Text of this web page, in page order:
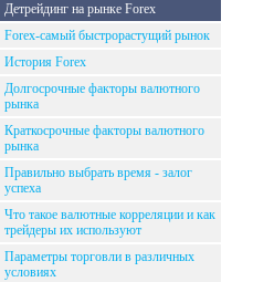
Детрейдинг на рынке Forex
Forex-самый быстрорастущий рынок
История Forex
Долгосрочные факторы валютного
рынка
Краткосрочные факторы валютного
рынка
Правильно выбрать время - залог
успеха
Что такое валютные корреляции и как
трейдеры их используют
Параметры торговли в различных
условиях